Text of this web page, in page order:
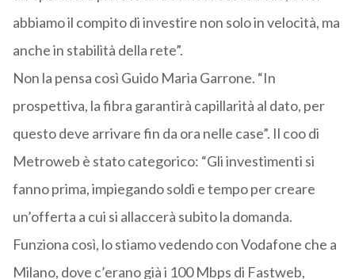
abbiamo il compito di investire non solo in velocità, ma
anche in stabilità della rete”.
Non la pensa così Guido Maria Garrone. “In
prospettiva, la fibra garantirà capillarità al dato, per
questo deve arrivare fin da ora nelle case”. Il coo di
Metroweb è stato categorico: “Gli investimenti si
fanno prima, impiegando soldi e tempo per creare
un’offerta a cui si allaccerà subito la domanda.
Funziona così, lo stiamo vedendo con Vodafone che a
Milano, dove c’erano già i 100 Mbps di Fastweb,